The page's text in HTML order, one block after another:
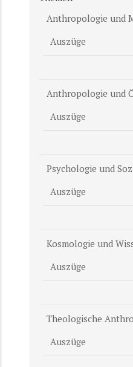
Anthropologie und
Auszüge
Anthropologie und
Auszüge
Psychologie und
Auszüge
Kosmologie und
Auszüge
Theologische
Auszüge